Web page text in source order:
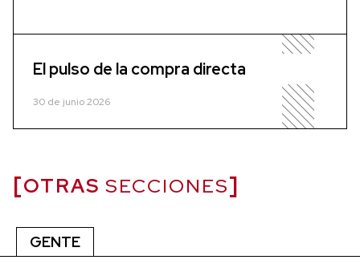
El pulso de la compra directa
30 de junio 2026
OTRAS SECCIONES
GENTE